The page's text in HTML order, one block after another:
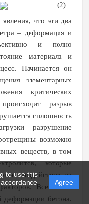
to use this
Agree
(2)
что эти два
– деформация и
и полно
материала и
Начинается он
элементарных
критических
разрыв
сплошность
разрушение
возможно
веществ, в том
которые
воздействие на
Все это в
деформации бетона.